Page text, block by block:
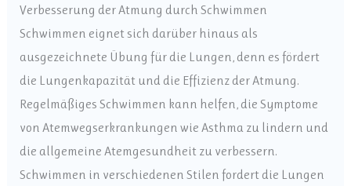
Verbesserung der Atmung durch Schwimmen
Schwimmen eignet sich darüber hinaus als
ausgezeichnete Übung für die Lungen, denn es fördert
die Lungenkapazität und die Effizienz der Atmung.
Regelmäßiges Schwimmen kann helfen, die Symptome
von Atemwegserkrankungen wie Asthma zu lindern und
die allgemeine Atemgesundheit zu verbessern.
Schwimmen in verschiedenen Stilen fordert die Lungen